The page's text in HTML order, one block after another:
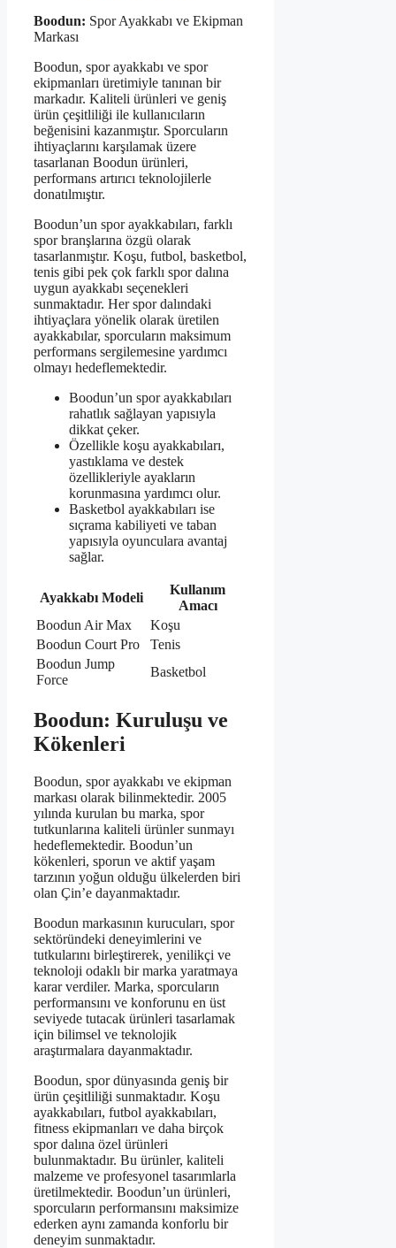
Boodun: Spor Ayakkabı ve Ekipman
Markası
Boodun, spor ayakkabı ve spor
ekipmanları üretimiyle tanınan bir
markadır. Kaliteli ürünleri ve geniş
ürün çeşitliliği ile kullanıcıların
beğenisini kazanmıştır. Sporcuların
ihtiyaçlarını karşılamak üzere
tasarlanan Boodun ürünleri,
performans artırıcı teknolojilerle
donatılmıştır.
Boodun’un spor ayakkabıları, farklı
spor branşlarına özgü olarak
tasarlanmıştır. Koşu, futbol, basketbol,
tenis gibi pek çok farklı spor dalına
uygun ayakkabı seçenekleri
sunmaktadır. Her spor dalındaki
ihtiyaçlara yönelik olarak üretilen
ayakkabılar, sporcuların maksimum
performans sergilemesine yardımcı
olmayı hedeflemektedir.
Boodun’un spor ayakkabıları
rahatlık sağlayan yapısıyla
dikkat çeker.
Özellikle koşu ayakkabıları,
yastıklama ve destek
özellikleriyle ayakların
korunmasına yardımcı olur.
Basketbol ayakkabıları ise
sıçrama kabiliyeti ve taban
yapısıyla oyunculara avantaj
sağlar.
Ayakkabı Modeli
Kullanım
Amacı
Boodun Air Max
Koşu
Boodun Court Pro
Tenis
Boodun Jump
Force
Basketbol
Boodun: Kuruluşu ve
Kökenleri
Boodun, spor ayakkabı ve ekipman
markası olarak bilinmektedir. 2005
yılında kurulan bu marka, spor
tutkunlarına kaliteli ürünler sunmayı
hedeflemektedir. Boodun’un
kökenleri, sporun ve aktif yaşam
tarzının yoğun olduğu ülkelerden biri
olan Çin’e dayanmaktadır.
Boodun markasının kurucuları, spor
sektöründeki deneyimlerini ve
tutkularını birleştirerek, yenilikçi ve
teknoloji odaklı bir marka yaratmaya
karar verdiler. Marka, sporcuların
performansını ve konforunu en üst
seviyede tutacak ürünleri tasarlamak
için bilimsel ve teknolojik
araştırmalara dayanmaktadır.
Boodun, spor dünyasında geniş bir
ürün çeşitliliği sunmaktadır. Koşu
ayakkabıları, futbol ayakkabıları,
fitness ekipmanları ve daha birçok
spor dalına özel ürünleri
bulunmaktadır. Bu ürünler, kaliteli
malzeme ve profesyonel tasarımlarla
üretilmektedir. Boodun’un ürünleri,
sporcuların performansını maksimize
ederken aynı zamanda konforlu bir
deneyim sunmaktadır.